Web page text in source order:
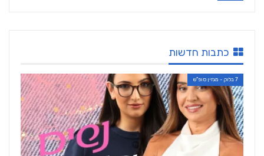
כתבות חדשות
7 בלוק - מגזין סופ"ש